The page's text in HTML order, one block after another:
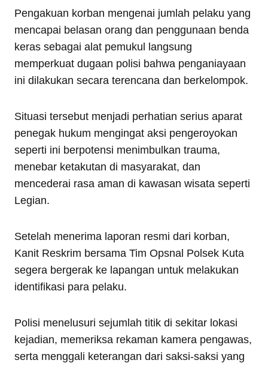
Pengakuan korban mengenai jumlah pelaku yang
mencapai belasan orang dan penggunaan benda
keras sebagai alat pemukul langsung
memperkuat dugaan polisi bahwa penganiayaan
ini dilakukan secara terencana dan berkelompok.
Situasi tersebut menjadi perhatian serius aparat
penegak hukum mengingat aksi pengeroyokan
seperti ini berpotensi menimbulkan trauma,
menebar ketakutan di masyarakat, dan
mencederai rasa aman di kawasan wisata seperti
Legian.
Setelah menerima laporan resmi dari korban,
Kanit Reskrim bersama Tim Opsnal Polsek Kuta
segera bergerak ke lapangan untuk melakukan
identifikasi para pelaku.
Polisi menelusuri sejumlah titik di sekitar lokasi
kejadian, memeriksa rekaman kamera pengawas,
serta menggali keterangan dari saksi-saksi yang